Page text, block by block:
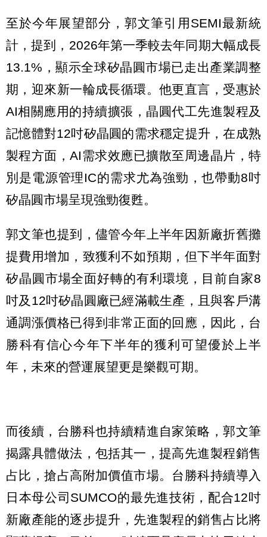
至於今年展望部分，郭文筆引用SEMI最新統
計，提到，2026年第一季較去年同期大幅成長
13.1%，顯示全球矽晶圓市場已走出產業調整
期，迎來新一輪成長循環。他更直言，受惠於
AI相關應用的持續擴張，晶圓代工先進製程及
記憶體對12吋矽晶圓的需求穩定提升，在成熟
製程方面，AI需求效應已擴散至周邊晶片，特
別是電源管理IC的需求尤為強勁，也帶動8吋
矽晶圓市場呈現強勁復甦。
郭文筆也提到，儘管今年上半年因新廠折舊攤
提費用增加，致獲利不如預期，但下半年面對
矽晶圓市場全面好轉的有利環境，目前自家8
吋及12吋矽晶圓廠已經滿載生產，且與客戶溝
通調漲價格已得到非常正面的回應，因此，台
勝科有信心今年下半年的獲利可望優於上半
年，未來的營運展望更是樂觀可期。
而後續，台勝科也持續精進自家策略，郭文筆
揭露具體做法，包括其一，提高先進製程銷售
占比，搶占高附加價值市場。台勝科持續導入
日本母公司SUMCO的最先進技術，配合12吋
新廠產能的逐步提升，先進製程的銷售占比將